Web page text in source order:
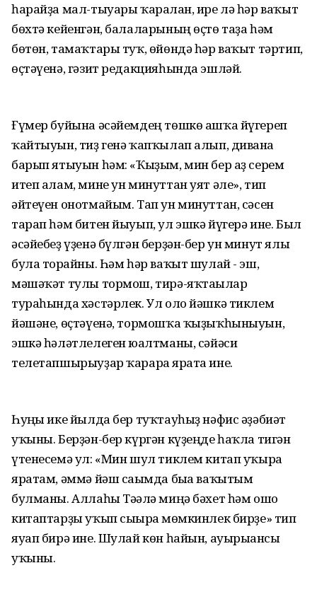
һарайҙа мал-тыуары ҡаралған, ире лә һәр ваҡыт
бөхтә кейенгән, балаларының өҫтө таҙа һәм
бөтөн, тамаҡтары туҡ, өйөндә һәр ваҡыт тәртип,
өҫтәүенә, гәзит редакцияһында эшләй.
Ғүмер буйына әсәйемдең төшкө ашҡа йүгереп
ҡайтыуын, тиҙ генә ҡапҡылап алып, диванға
барып ятыуын һәм: «Ҡыҙым, мин бер аҙ серем
итеп алам, мине ун минуттан уят әле», тип
әйтеүен онотмайым. Тап ун минуттан, сәсен
тарап һәм битен йыуып, ул эшкә йүгерә ине. Был
әсәйебеҙ үҙенә бүлгән берҙән-бер ун минут ялы
була торғайны. Һәм һәр ваҡыт шулай - эш,
мәшәҡәт тулы тормош, тирә-яҡтағылар
тураһында хәстәрлек. Ул оло йәшкә тиклем
йәшәне, өҫтәүенә, тормошҡа ҡыҙыҡһыныуын,
эшкә һәләтлелеген юғалтманы, сәйәси
телетапшырыуҙар ҡарарға ярата ине.
Һуңғы ике йылда бер туҡтауһыҙ нәфис әҙәбиәт
уҡыны. Берҙән-бер күргән күҙеңде һаҡла тигән
үтенесемә ул: «Мин шул тиклем китап уҡырға
яратам, әммә йәш сағымда быға ваҡытым
булманы. Аллаһы Тәғәлә миңә бәхет һәм ошо
китаптарҙы уҡып сығырға мөмкинлек бирҙе» тип
яуап бирә ине. Шулай көн һайын, ауырығансы
уҡыны.